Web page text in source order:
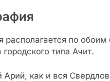
располагается по
городского типа Ачит.
Арий, как и вся